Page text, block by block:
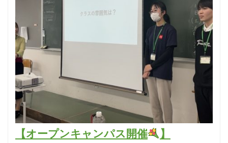
【オープンキャンパス開催 】